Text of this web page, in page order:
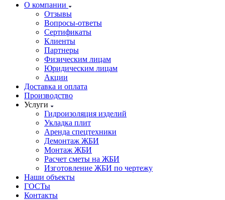
О компании
Отзывы
Вопросы-ответы
Сертификаты
Клиенты
Партнеры
Физическим лицам
Юридическим лицам
Акции
Доставка и оплата
Производство
Услуги
Гидроизоляция изделий
Укладка плит
Аренда спецтехники
Демонтаж ЖБИ
Монтаж ЖБИ
Расчет сметы на ЖБИ
Изготовление ЖБИ по чертежу
Наши объекты
ГОСТы
Контакты